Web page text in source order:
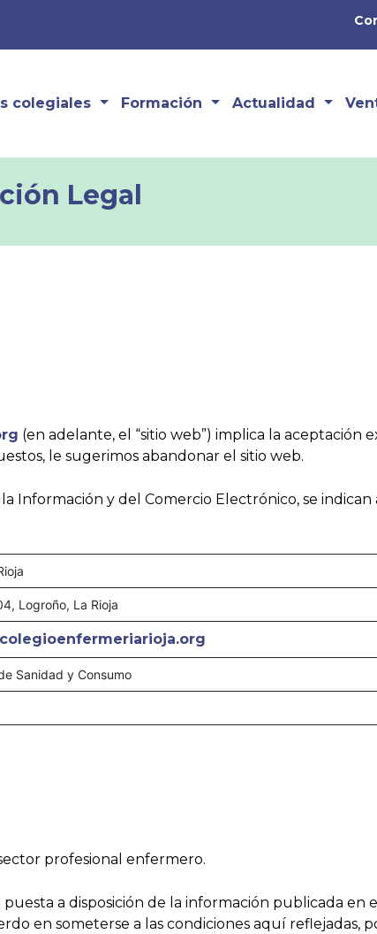
colegiales Formación Actualidad
Legal
(en adelante, el “sitio web”) implica la aceptación
le sugerimos abandonar el sitio web.
Información y del Comercio Electrónico, se
Logroño, La Rioja
Sanidad y Consumo
profesional enfermero.
a disposición de la información publicada en
en someterse a las condiciones aquí reflejadas,